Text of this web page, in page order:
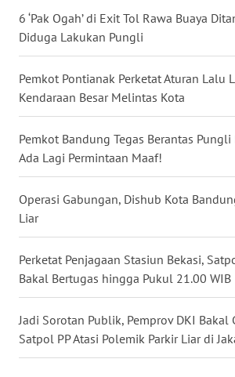
6 ‘Pak Ogah’ di Exit Tol Rawa Buaya
Diduga Lakukan Pungli
Pemkot Pontianak Perketat Aturan Lalu
Kendaraan Besar Melintas Kota
Pemkot Bandung Tegas Berantas Pungli
Ada Lagi Permintaan Maaf!
Operasi Gabungan, Dishub Kota
Liar
Perketat Penjagaan Stasiun Bekasi,
Bakal Bertugas hingga Pukul 21.00 WIB
Jadi Sorotan Publik, Pemprov DKI Bakal
Satpol PP Atasi Polemik Parkir Liar di
KALTARA
KALSEL
WN
KALTIM
WN
SULSEL
WN
GORONTALO
WN
SULUT